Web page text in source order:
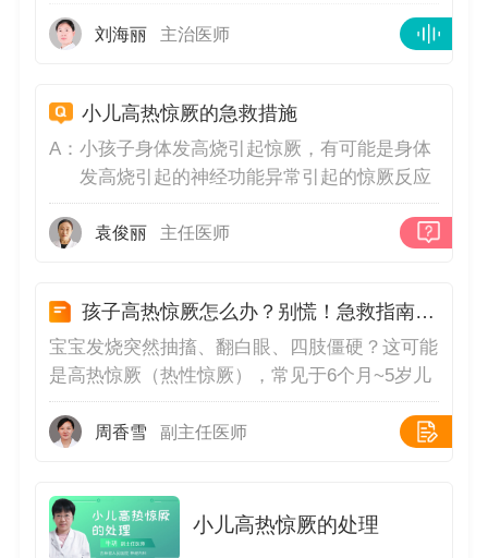
刘海丽 主治医师
小儿高热惊厥的急救措施
A：小孩子身体发高烧引起惊厥，有可能是身体
发高烧引起的神经功能异常引起的惊厥反应
症状，及时使用退烧药物进行控制小孩子身
体的发高烧，配合使用控制小孩子惊厥的药
脑的刺激性症状加重。
袁俊丽 主任医师
孩子高热惊厥怎么办？别慌！急救指南来了！
宝宝发烧突然抽搐、翻白眼、四肢僵硬？这可能
是高热惊厥（热性惊厥），常见于6个月~5岁儿
童。虽然看着吓人，但多数无害！家长记住以下
关键步骤👇1.紧急处理✅侧卧防窒息：立即让孩
指/毛巾（可能伤到孩子）。计时⏱️：多数惊厥
1~3分钟自停。＞5分钟或反复发作，立即打
周香雪 副主任医师
小儿高热惊厥的处理